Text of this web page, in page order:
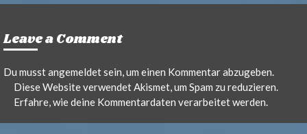
Leave a Comment
Du musstangemeldetsein, um einen Kommentar abzugeben.
Diese Website verwendet Akismet, um Spam zu reduzieren.
Erfahre, wie deine Kommentardaten verarbeitet werden.